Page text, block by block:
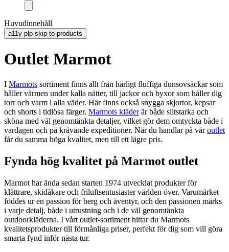
Huvudinnehåll
a11y-plp-skip-to-products
Outlet Marmot
I Marmots sortiment finns allt från härligt fluffiga dunsovsäckar som
håller värmen under kalla nätter, till jackor och byxor som håller dig
torr och varm i alla väder. Här finns också snygga skjortor, kepsar
och shorts i tidlösa färger. Marmots kläderär både slitstarka och
sköna med väl genomtänkta detaljer, vilket gör dem omtyckta både i
vardagen och på krävande expeditioner. När du handlar på våroutlet
får du samma höga kvalitet, men till ett lägre pris.
Fynda hög kvalitet på Marmot outlet
Marmot har ända sedan starten 1974 utvecklat produkter för
klättrare, skidåkare och friluftsentusiaster världen över. Varumärket
föddes ur en passion för berg och äventyr, och den passionen märks
i varje detalj, både i utrustning och i de väl genomtänkta
outdoorkläderna. I vårt outlet-sortiment hittar du Marmots
kvalitetsprodukter till förmånliga priser, perfekt för dig som vill göra
smarta fynd inför nästa tur.